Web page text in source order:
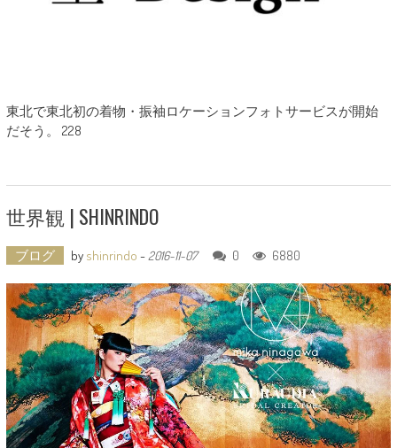
東北で東北初の着物・振袖ロケーションフォトサービスが開始
だそう。 228
世界観 | SHINRINDO
ブログ by shinrindo - 2016-11-07 0 6880